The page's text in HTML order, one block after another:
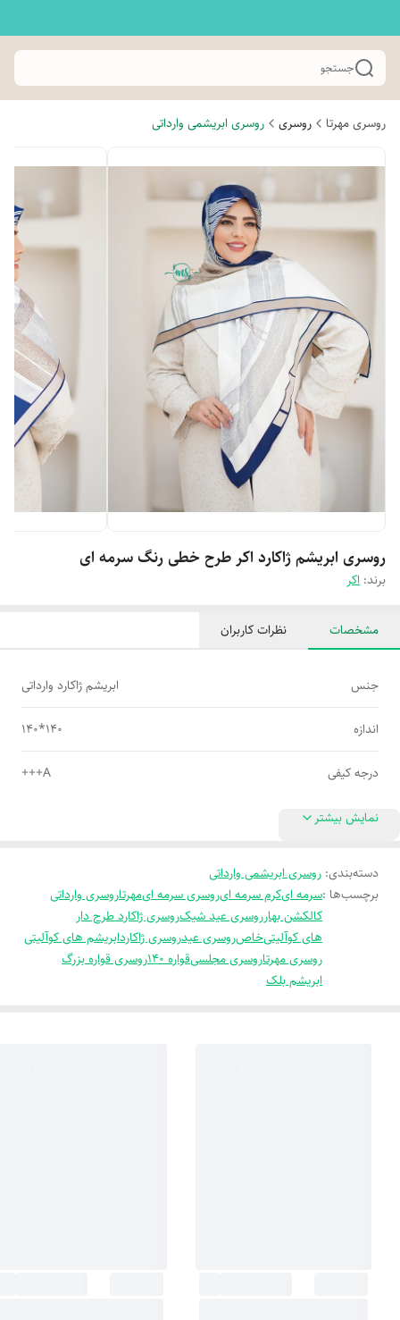
جستجو
روسری مهرتا روسری روسری ابریشمی وارداتی
روسری ابریشم ژاکارد اکر طرح خطی رنگ سرمه ای
برند: اکر
مشخصات نظرات کاربران
جنس ابریشم ژاکارد وارداتی
اندازه 140*140
درجه کیفی A+++
نمایش بیشتر
دسته‌بندی: روسری ابریشمی وارداتی
برچسب‌ها :سرمه ایکرم سرمه ایروسری سرمه ایمهرتاروسری وارداتی
کالکشن بهارروسری عید شیکروسری ژاکارد طرح دار
های کوآلیتیخاصروسری عیدروسری ژاکاردابریشم های کوآلیتی
روسری مهرتاروسری مجلسیقواره 140
روسری قواره بزرگ
ابریشم بلک